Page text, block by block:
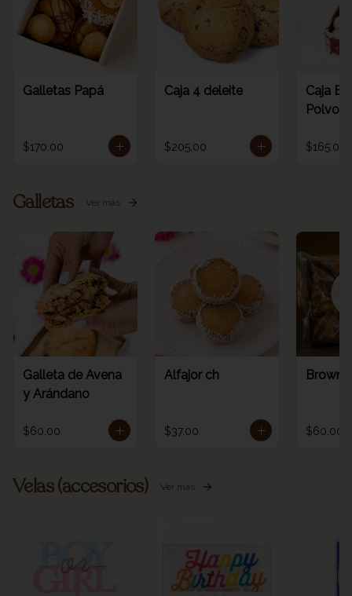
Galletas Papá
$170.00
Caja 4 deleite
$205.00
Caja
$165.00
Galletas Ver más
Galleta de Avena
y Arándano
$60.00
Alfajor ch
$37.00
Brownie
$60.00
Velas (accesorios) Ver más